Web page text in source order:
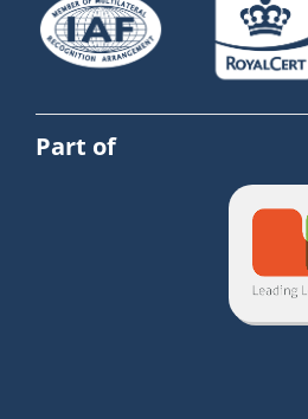
Part of